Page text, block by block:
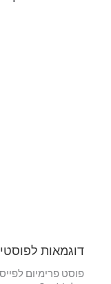
דוגמאות